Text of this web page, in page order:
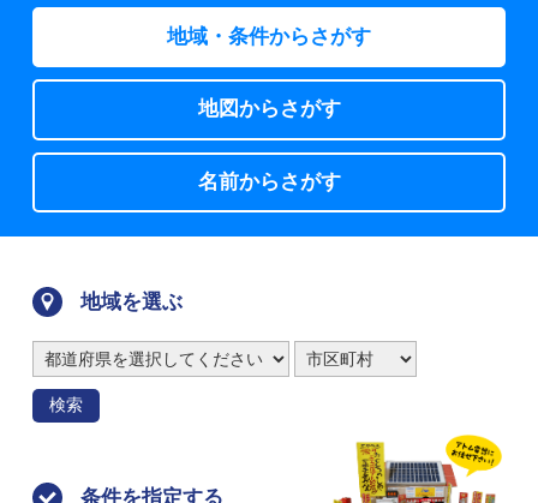
地域・条件からさがす
地図からさがす
名前からさがす
地域を選ぶ
検索
条件を指定する